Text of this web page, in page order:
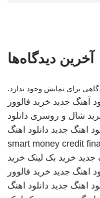
آخرین دیدگاه‌ها
برای نمایش وجود ندارد.
آهنگ جدید خرید فالوور
شال و روسری دانلود
اهنگ جدید دانلود اهنگ
smart money credit
جدید خرید بک لینک خرید
اهنگ جدید خرید فالوور
اهنگ جدید دانلود اهنگ